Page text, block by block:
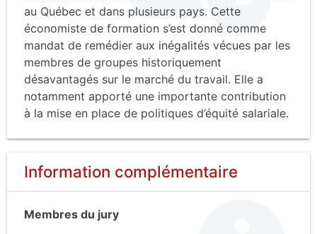
au Québec et dans plusieurs pays. Cette
économiste de formation s’est donné comme
mandat de remédier aux inégalités vécues par les
membres de groupes historiquement
désavantagés sur le marché du travail. Elle a
notamment apporté une importante contribution
à la mise en place de politiques d’équité salariale.
Information complémentaire
Membres du jury